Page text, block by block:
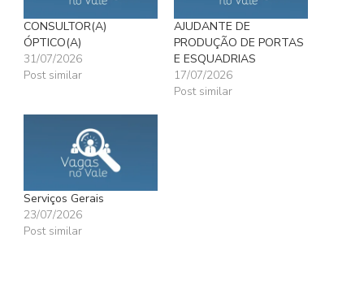
CONSULTOR(A)
ÓPTICO(A)
31/07/2026
Post similar
AJUDANTE DE
PRODUÇÃO DE PORTAS
E ESQUADRIAS
17/07/2026
Post similar
Serviços Gerais
23/07/2026
Post similar